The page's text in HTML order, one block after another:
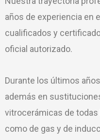
años de experiencia en
cualificados y
oficial autorizado.
Durante los últimos
además en
vitrocerámicas de
como de gas y de